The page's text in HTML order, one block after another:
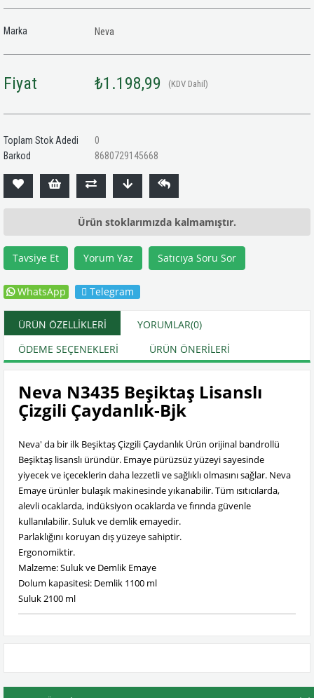
Marka Neva
Fiyat ₺1.198,99 (KDV Dahil)
Toplam Stok Adedi
0
Barkod
8680729145668
Ürün stoklarımızda kalmamıştır.
Tavsiye Et Yorum Yaz Satıcıya Soru Sor
WhatsApp Telegram
ÜRÜN ÖZELLIKLERI YORUMLAR(0)
ÖDEME SEÇENEKLERI
ÜRÜN ÖNERILERI
Neva N3435 Beşiktaş Lisanslı
Çizgili Çaydanlık-Bjk
Neva' da bir ilk Beşiktaş Çizgili Çaydanlık Ürün orijinal bandrollü
Beşiktaş lisanslı üründür. Emaye pürüzsüz yüzeyi sayesinde
yiyecek ve içeceklerin daha lezzetli ve sağlıklı olmasını sağlar. Neva
Emaye ürünler bulaşık makinesinde yıkanabilir. Tüm ısıtıcılarda,
alevli ocaklarda, indüksiyon ocaklarda ve fırında güvenle
kullanılabilir. Suluk ve demlik emayedir.
Parlaklığını koruyan dış yüzeye sahiptir.
Ergonomiktir.
Malzeme: Suluk ve Demlik Emaye
Dolum kapasitesi: Demlik 1100 ml
Suluk 2100 ml